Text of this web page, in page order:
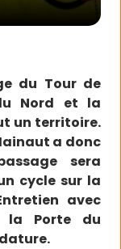
du Tour de
Nord et la
un territoire.
a donc
sera
cycle sur la
avec
la Porte du